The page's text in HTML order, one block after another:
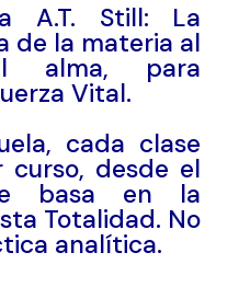
A.T. Still: La
de la materia al
alma, para
Vital.
cada clase
desde el
basa en la
Totalidad. No
analítica.